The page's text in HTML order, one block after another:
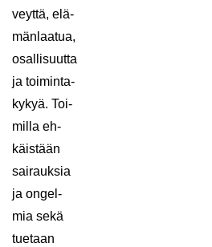
veyt­tä, elä­
män­laa­tua,
osal­li­suut­ta
ja toi­min­ta­
ky­kyä. Toi­
mil­la eh­
käis­tään
sai­rauk­sia
ja on­gel­
mia sekä
tue­taan